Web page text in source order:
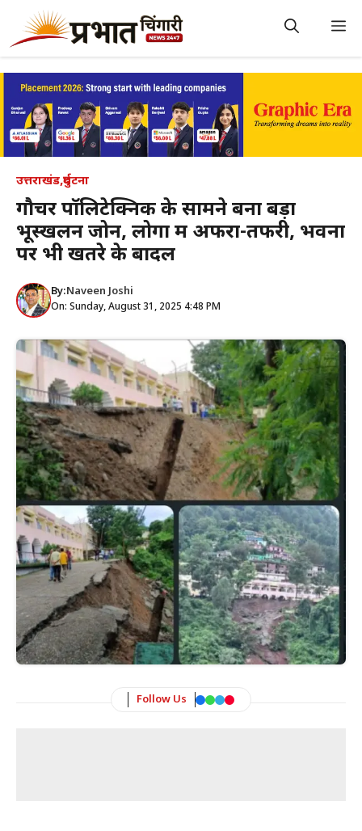
content
उत्तराखंड,दुर्घटना
गौचर पॉलिटेक्निक के सामने बना बड़ा
भूस्खलन जोन, लोगों में अफरा-तफरी, भवनों
पर भी खतरे के बादल
By:Naveen Joshi
On: Sunday, August 31, 2025 4:48 PM
Follow Us